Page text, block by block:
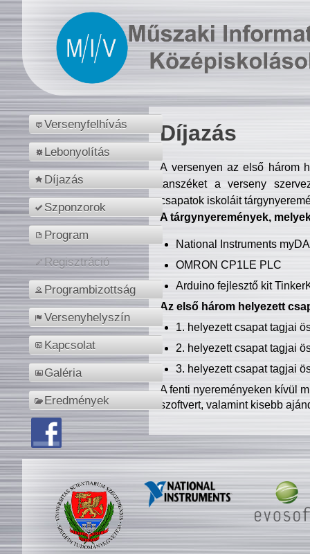
Versenyfelhívás
Lebonyolítás
Díjazás
Szponzorok
Program
Regisztráció
Programbizottság
Versenyhelyszín
Kapcsolat
Galéria
Eredmények
Díjazás
A versenyen az első három
tanszéket a verseny
csapatok iskoláit
A tárgynyeremények,
National Instruments
OMRON CP1LE PLC
Arduino fejlesztő kit
Az első három helyezett
1. helyezett csapat tagjai
2. helyezett csapat tagjai
3. helyezett csapat tagjai
A fenti nyereményeken kívül
szoftvert, valamint kisebb